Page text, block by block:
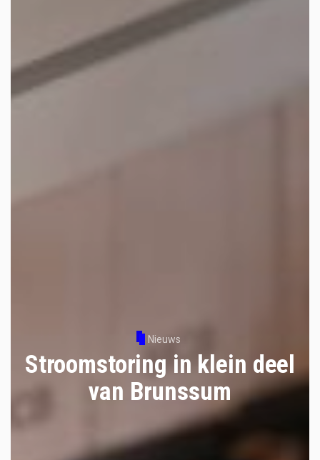
Nieuws
Stroomstoring in klein deel
van Brunssum